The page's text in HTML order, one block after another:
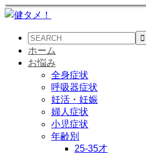
ホーム
お悩み
全身症状
呼吸器症状
妊活・妊娠
婦人症状
小児症状
年齢別
25-35才